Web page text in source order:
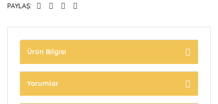
PAYLAŞ:
Ürün Bilgisi
Yorumlar